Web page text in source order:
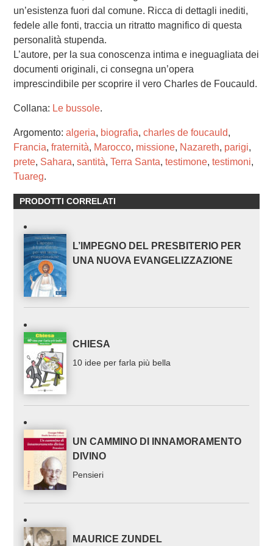
un’esistenza fuori dal comune. Ricca di dettagli inediti,
fedele alle fonti, traccia un ritratto magnifico di questa
personalità stupenda.
L’autore, per la sua conoscenza intima e ineguagliata dei
documenti originali, ci consegna un’opera
imprescindibile per scoprire il vero Charles de Foucauld.
Collana: Le bussole.
Argomento: algeria, biografia, charles de foucauld,
Francia, fraternità, Marocco, missione, Nazareth, parigi,
prete, Sahara, santità, Terra Santa, testimone, testimoni,
Tuareg.
PRODOTTI CORRELATI
L’IMPEGNO DEL PRESBITERIO PER
UNA NUOVA EVANGELIZZAZIONE
CHIESA
10 idee per farla più bella
UN CAMMINO DI INNAMORAMENTO
DIVINO
Pensieri
MAURICE ZUNDEL